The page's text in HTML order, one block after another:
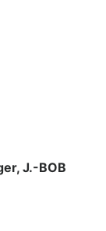
J.-BOB